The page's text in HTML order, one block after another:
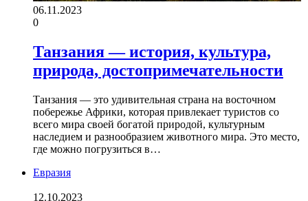
06.11.2023
0
Танзания — история, культура,
природа, достопримечательности
Танзания — это удивительная страна на восточном
побережье Африки, которая привлекает туристов со
всего мира своей богатой природой, культурным
наследием и разнообразием животного мира. Это место,
где можно погрузиться в…
Евразия
12.10.2023